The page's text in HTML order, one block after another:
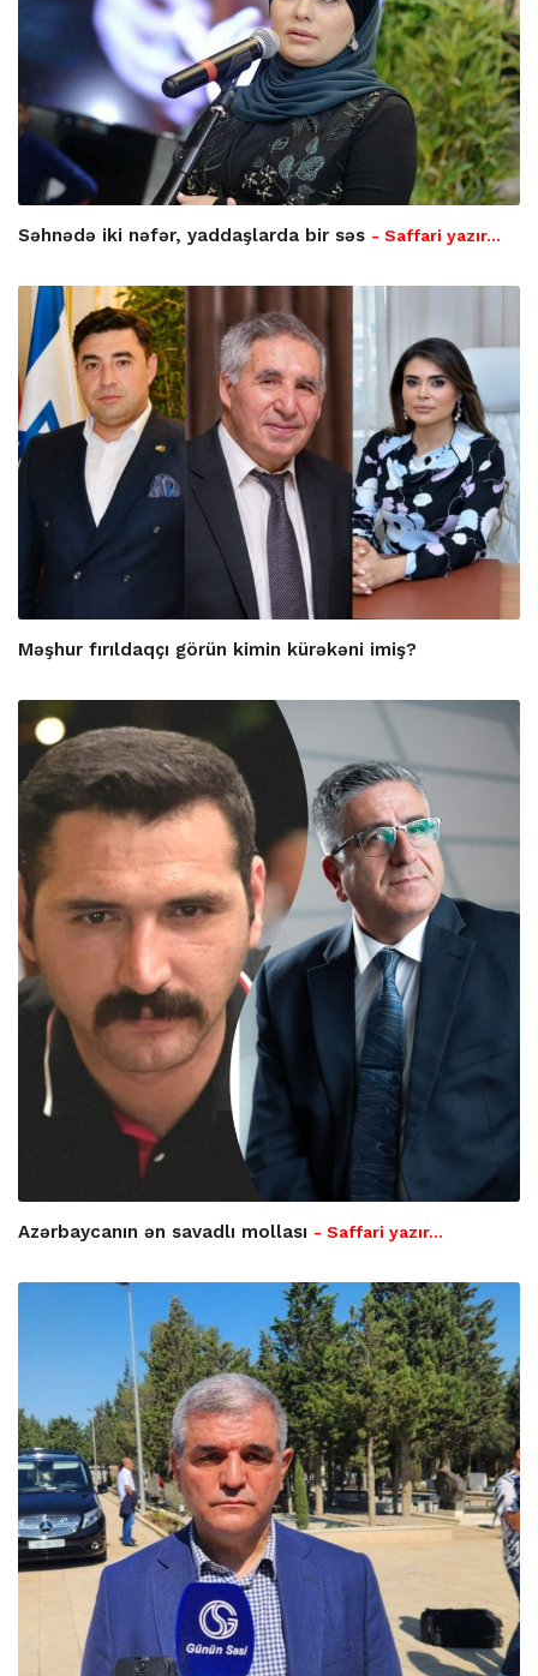
Səhnədə iki nəfər, yaddaşlarda bir səs - Saffari yazır…
Məşhur fırıldaqçı görün kimin kürəkəni imiş?
Azərbaycanın ən savadlı mollası - Saffari yazır…